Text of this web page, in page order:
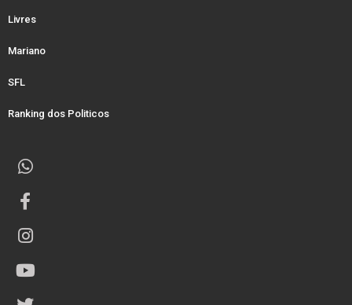
Livres
Mariano
SFL
Ranking dos Politicos